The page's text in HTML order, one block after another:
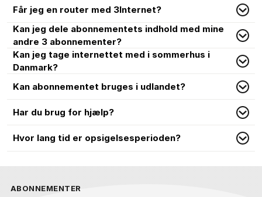
Får jeg en router med 3Internet?
Kan jeg dele abonnementets indhold med mine
andre 3 abonnementer?
Kan jeg tage internettet med i sommerhus i
Danmark?
Kan abonnementet bruges i udlandet?
Har du brug for hjælp?
Hvor lang tid er opsigelsesperioden?
ABONNEMENTER